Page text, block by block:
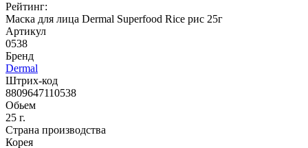
Рейтинг:
Маска для лица Dermal Superfood Rice рис 25г
Артикул
0538
Бренд
Dermal
Штрих-код
8809647110538
Обьем
25 г.
Страна производства
Корея